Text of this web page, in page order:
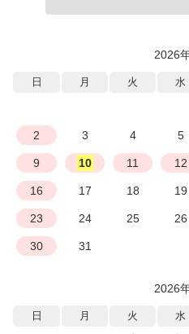
2026
日 月 火 水
2 3 4 5
9 10 11 12
16 17 18 19
23 24 25 26
30 31
2026
日 月 火 水